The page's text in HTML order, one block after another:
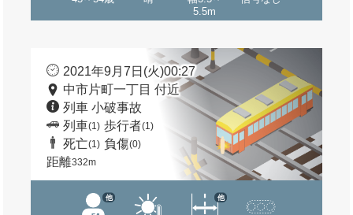
5.5m
2021年9月7日(火)00:27
中市片町一丁目 付近
列車 小破事故
列車(1) 歩行者(1)
死亡(1) 負傷(0)
距離332m
他 他